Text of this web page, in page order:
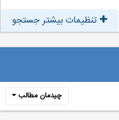
تنظیمات بیشتر جستجو
چیدمان مطالب